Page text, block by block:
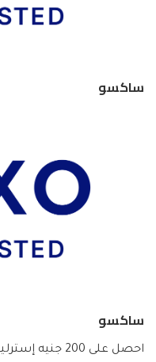
ساكسو
ساكسو
احصل على 200 جنيه إسترليني في رسوم التداول